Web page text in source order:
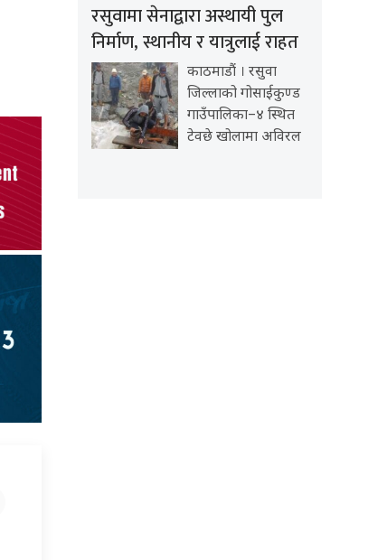
रसुवामा सेनाद्वारा अस्थायी पुल
निर्माण, स्थानीय र यात्रुलाई राहत
काठमाडौं । रसुवा
जिल्लाको गोसाईकुण्ड
गाउँपालिका–४ स्थित
टेवछे खोलामा अविरल